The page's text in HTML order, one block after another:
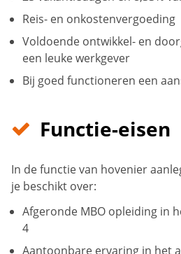
Reis- en onkostenvergoeding
Voldoende ontwikkel- en
een leuke werkgever
Bij goed functioneren een
Functie-eisen
In de functie van hovenier
je beschikt over:
Afgeronde MBO opleiding in
4
Aantoonbare ervaring in het